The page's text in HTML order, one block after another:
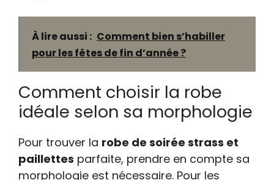
À lire aussi : Comment bien s’habiller
pour les fêtes de fin d’année ?
Comment choisir la robe
idéale selon sa morphologie
Pour trouver la robe de soirée strass et
paillettes parfaite, prendre en compte sa
morphologie est nécessaire. Pour les